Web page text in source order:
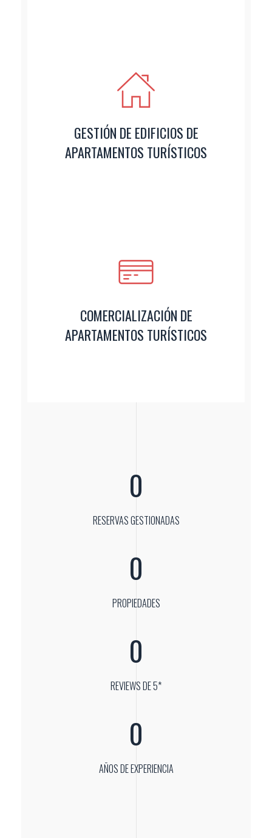
GESTIÓN DE EDIFICIOS DE
APARTAMENTOS TURÍSTICOS
COMERCIALIZACIÓN DE
APARTAMENTOS TURÍSTICOS
RESERVAS GESTIONADAS
0
PROPIEDADES
0
REVIEWS DE 5*
0
AÑOS DE EXPERIENCIA
0